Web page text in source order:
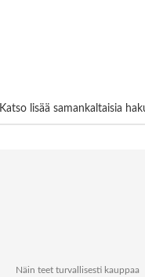
Katso lisää samankaltaisia
Näin teet turvallisesti kauppaa